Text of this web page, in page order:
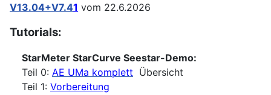
V13.04+V7.41 vom 22.6.2026
Tutorials:
StarMeter StarCurve Seestar-Demo:
Teil 0: AE UMa komplett Übersicht
Teil 1: Vorbereitung